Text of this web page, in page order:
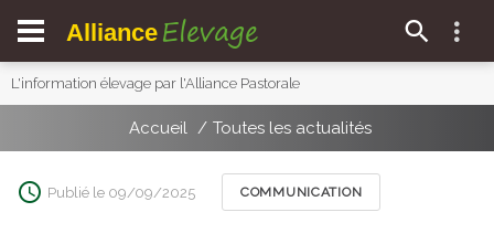
Alliance Elevage
L'information élevage par l'Alliance Pastorale
Accueil Toutes les actualités
Publié le 09/09/2025 COMMUNICATION